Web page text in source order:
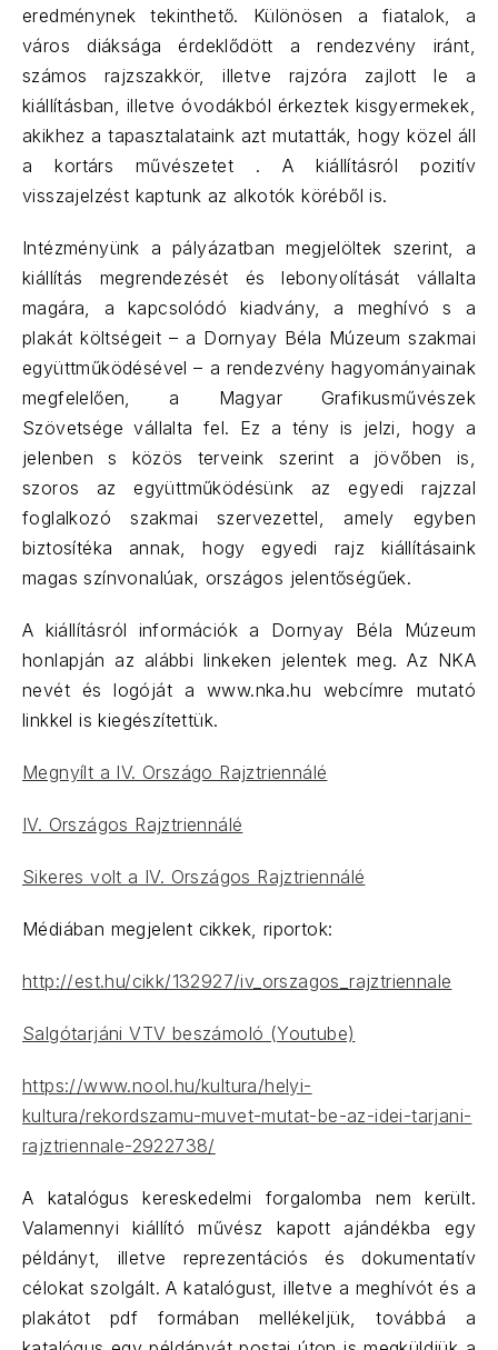
eredménynek tekinthető. Különösen a fiatalok, a
város diáksága érdeklődött a rendezvény iránt,
számos rajzszakkör, illetve rajzóra zajlott le a
kiállításban, illetve óvodákból érkeztek kisgyermekek,
akikhez a tapasztalataink azt mutatták, hogy közel áll
a kortárs művészetet . A kiállításról pozitív
visszajelzést kaptunk az alkotók köréből is.
Intézményünk a pályázatban megjelöltek szerint, a
kiállítás megrendezését és lebonyolítását vállalta
magára, a kapcsolódó kiadvány, a meghívó s a
plakát költségeit – a Dornyay Béla Múzeum szakmai
együttműködésével – a rendezvény hagyományainak
megfelelően, a Magyar Grafikusművészek
Szövetsége vállalta fel. Ez a tény is jelzi, hogy a
jelenben s közös terveink szerint a jövőben is,
szoros az együttműködésünk az egyedi rajzzal
foglalkozó szakmai szervezettel, amely egyben
biztosítéka annak, hogy egyedi rajz kiállításaink
magas színvonalúak, országos jelentőségűek.
A kiállításról információk a Dornyay Béla Múzeum
honlapján az alábbi linkeken jelentek meg. Az NKA
nevét és logóját a www.nka.hu webcímre mutató
linkkel is kiegészítettük.
Megnyílt a IV. Országo Rajztriennálé
IV. Országos Rajztriennálé
Sikeres volt a IV. Országos Rajztriennálé
Médiában megjelent cikkek, riportok:
http://est.hu/cikk/132927/iv_orszagos_rajztriennale
Salgótarjáni VTV beszámoló (Youtube)
https://www.nool.hu/kultura/helyi-
kultura/rekordszamu-muvet-mutat-be-az-idei-tarjani-
rajztriennale-2922738/
A katalógus kereskedelmi forgalomba nem került.
Valamennyi kiállító művész kapott ajándékba egy
példányt, illetve reprezentációs és dokumentatív
célokat szolgált. A katalógust, illetve a meghívót és a
plakátot pdf formában mellékeljük, továbbá a
ELŐZŐ